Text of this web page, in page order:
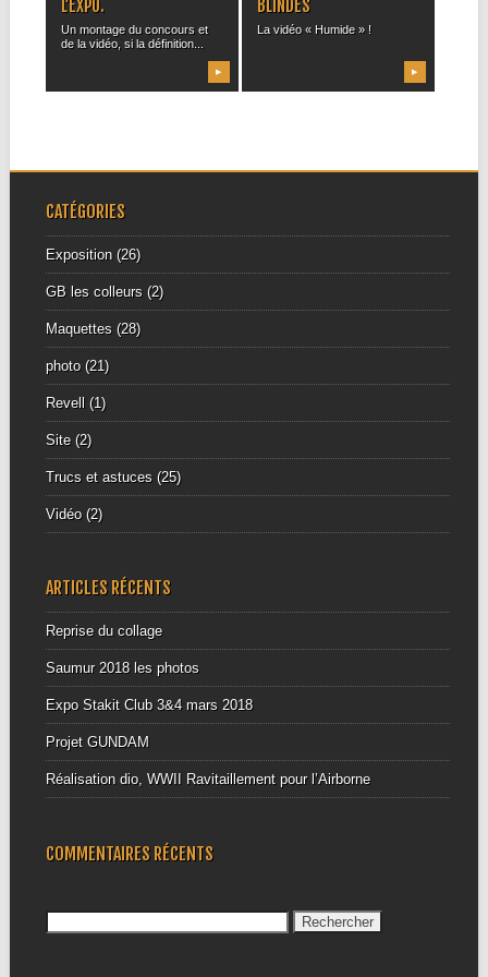
L’EXPO.
Un montage du concours et
de la vidéo, si la définition...
▶
BLINDÉS
La vidéo « Humide » !
▶
CATÉGORIES
Exposition(26)
GB les colleurs(2)
Maquettes(28)
photo(21)
Revell(1)
Site(2)
Trucs et astuces(25)
Vidéo(2)
ARTICLES RÉCENTS
Reprise du collage
Saumur 2018 les photos
Expo Stakit Club 3&4 mars 2018
Projet GUNDAM
Réalisation dio, WWII Ravitaillement pour l’Airborne
COMMENTAIRES RÉCENTS